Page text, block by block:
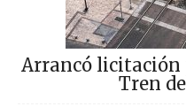
Arrancó licitación
Tren